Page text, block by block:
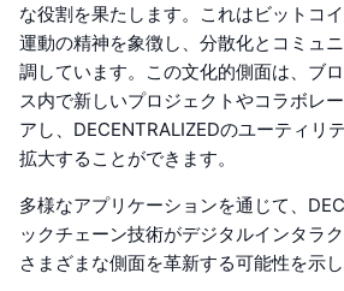
な役割を果たします。これはビットコ
運動の精神を象徴し、分散化とコミュ
調しています。この文化的側面は、ブ
ス内で新しいプロジェクトやコラボレ
アし、DECENTRALIZEDのユーティリ
拡大することができます。
多様なアプリケーションを通じて、
ックチェーン技術がデジタルインタラ
さまざまな側面を革新する可能性を示し